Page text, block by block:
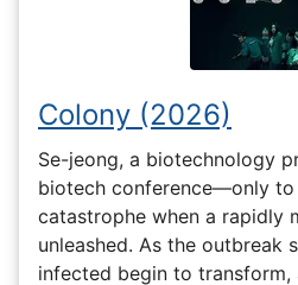
Colony (2026)
Se-jeong, a biotechnology
biotech conference—only
catastrophe when a rapidly
unleashed. As the outbreak
infected begin to